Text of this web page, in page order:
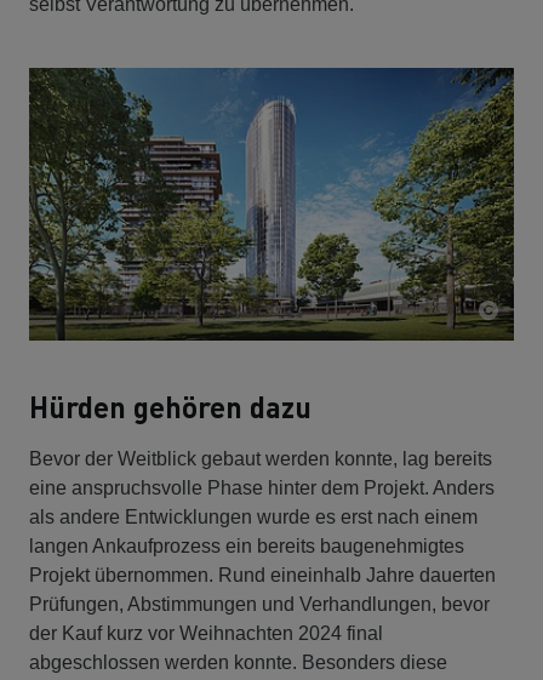
selbst Verantwortung zu übernehmen.
Hürden gehören dazu
Bevor der Weitblick gebaut werden konnte, lag bereits
eine anspruchsvolle Phase hinter dem Projekt. Anders
als andere Entwicklungen wurde es erst nach einem
langen Ankaufprozess ein bereits baugenehmigtes
Projekt übernommen. Rund eineinhalb Jahre dauerten
Prüfungen, Abstimmungen und Verhandlungen, bevor
der Kauf kurz vor Weihnachten 2024 final
abgeschlossen werden konnte. Besonders diese